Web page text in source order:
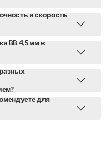
и скорость
BB 4,5 мм в
для